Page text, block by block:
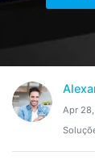
Reparar Celular
Proteção do
Entrar
Apr